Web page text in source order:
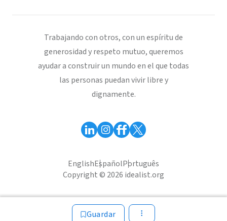
Guardar
Trabajando con otros, con un espíritu de
generosidad y respeto mutuo, queremos
ayudar a construir un mundo en el que todas
las personas puedan vivir libre y
dignamente.
EnglishEspañolPortuguês
Copyright © 2026 idealist.org